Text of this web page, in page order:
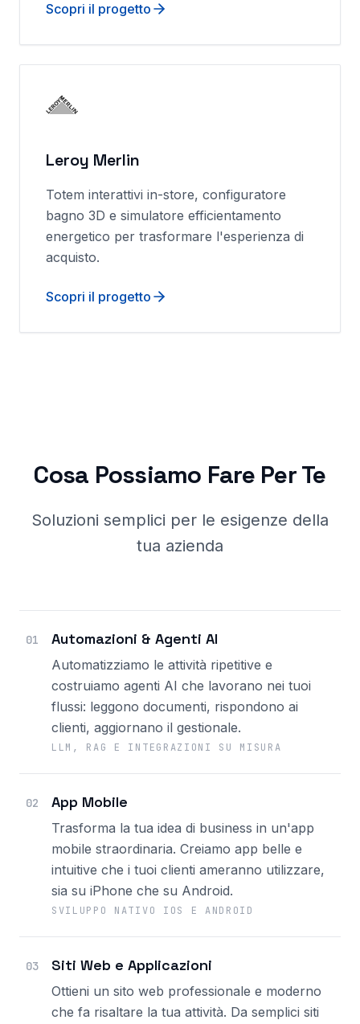
Scopri il progetto
Leroy Merlin
Totem interattivi in-store, configuratore
bagno 3D e simulatore efficientamento
energetico per trasformare l'esperienza di
acquisto.
Scopri il progetto
Cosa Possiamo Fare Per Te
Soluzioni semplici per le esigenze della
tua azienda
01 Automazioni & Agenti AI
Automatizziamo le attività ripetitive e
costruiamo agenti AI che lavorano nei tuoi
flussi: leggono documenti, rispondono ai
clienti, aggiornano il gestionale.
LLM, RAG E INTEGRAZIONI SU MISURA
02 App Mobile
Trasforma la tua idea di business in un'app
mobile straordinaria. Creiamo app belle e
intuitive che i tuoi clienti ameranno utilizzare,
sia su iPhone che su Android.
SVILUPPO NATIVO IOS E ANDROID
03 Siti Web e Applicazioni
Ottieni un sito web professionale e moderno
che fa risaltare la tua attività. Da semplici siti